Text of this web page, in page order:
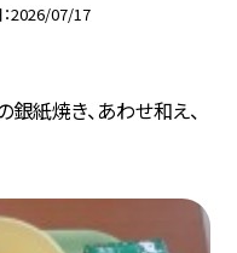
2026/07/17
銀紙焼き、あわせ和え、